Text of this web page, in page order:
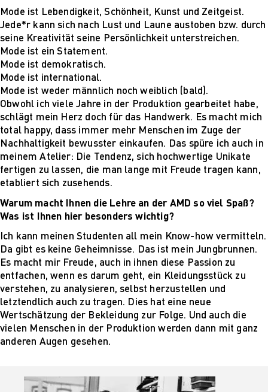
der Digitalisierung
Lehrpersonal
Alumni
Jobs
Für Unternehmen
Mode ist Lebendigkeit, Schönheit, Kunst und Zeitgeist.
Jede*r kann sich nach Lust und Laune austoben bzw. durch
seine Kreativität seine Persönlichkeit unterstreichen.
Mode ist ein Statement.
Mode ist demokratisch.
Mode ist international.
Mode ist weder männlich noch weiblich (bald).
Obwohl ich viele Jahre in der Produktion gearbeitet habe,
schlägt mein Herz doch für das Handwerk. Es macht mich
total happy, dass immer mehr Menschen im Zuge der
Nachhaltigkeit bewusster einkaufen. Das spüre ich auch in
meinem Atelier: Die Tendenz, sich hochwertige Unikate
fertigen zu lassen, die man lange mit Freude tragen kann,
etabliert sich zusehends.
Warum macht Ihnen die Lehre an der AMD so viel Spaß?
Was ist Ihnen hier besonders wichtig?
Ich kann meinen Studenten all mein Know-how vermitteln.
Da gibt es keine Geheimnisse. Das ist mein Jungbrunnen.
Es macht mir Freude, auch in ihnen diese Passion zu
entfachen, wenn es darum geht, ein Kleidungsstück zu
verstehen, zu analysieren, selbst herzustellen und
letztendlich auch zu tragen. Dies hat eine neue
Wertschätzung der Bekleidung zur Folge. Und auch die
vielen Menschen in der Produktion werden dann mit ganz
anderen Augen gesehen.